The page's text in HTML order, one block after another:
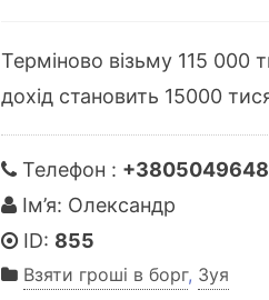
Терміново візьму 115 000
дохід становить 15000
Телефон :
Ім’я: Олександр
ID: 855
Взяти гроші в борг, Зуя